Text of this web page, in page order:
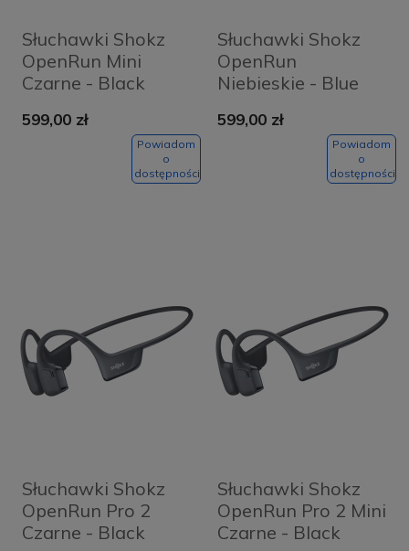
Słuchawki Shokz
OpenRun Mini
Czarne - Black
599,00 zł
Powiadom
o
dostępności
Słuchawki Shokz
OpenRun
Niebieskie - Blue
599,00 zł
Powiadom
o
dostępności
Słuchawki Shokz
OpenRun Pro 2
Czarne - Black
Słuchawki Shokz
OpenRun Pro 2 Mini
Czarne - Black